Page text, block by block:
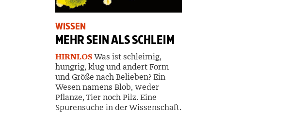
WISSEN
MEHR SEIN ALS SCHLEIM
HIRNLOSWas ist schleimig,
hungrig, klug und ändert Form
und Größe nach Belieben? Ein
Wesen namens Blob, weder
Pflanze, Tier noch Pilz. Eine
Spurensuche in der Wissenschaft.